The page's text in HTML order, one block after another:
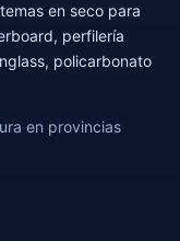
en seco para
perfilería
policarbonato
en provincias